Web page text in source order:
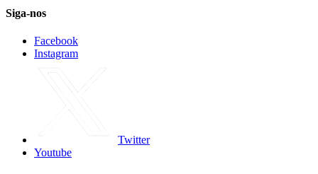
Siga-nos
Facebook
Instagram
Twitter
Youtube